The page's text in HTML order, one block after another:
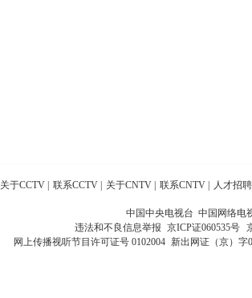
关于CCTV 联系CCTV 关于CNTV 联系CNTV 人才招聘
中国中央电视台 中国网络电
违法和不良信息举报 京ICP证060535号
网上传播视听节目许可证号 0102004 新出网证（京）